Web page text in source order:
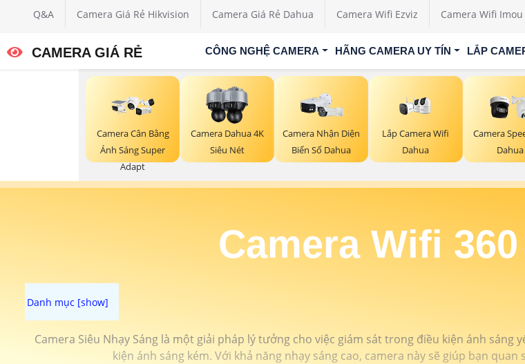
Q&A Camera Giá Rẻ Hikvision Camera Giá Rẻ Dahua Camera Wifi Ezviz Camera Wifi Imou
CAMERA GIÁ RẺ CÔNG NGHỆ CAMERA HÃNG CAMERA UY TÍN LẮP
Camera Cân Bằng
Ánh Sáng Super
Adapt
Camera Dahua 4K
Siêu Nét
Camera Nhận Diện
Biển Số Dahua
Lắp Camera Wifi
Dahua
Camera
Dahua
Camera Wifi
Camera Siêu Nhạy Sáng là một giải pháp lý tưởng cho việc giám sát trong điều kiện ánh
kiện ánh sáng kém. Với khả năng nhạy sáng cao, camera này sẽ giúp bạn